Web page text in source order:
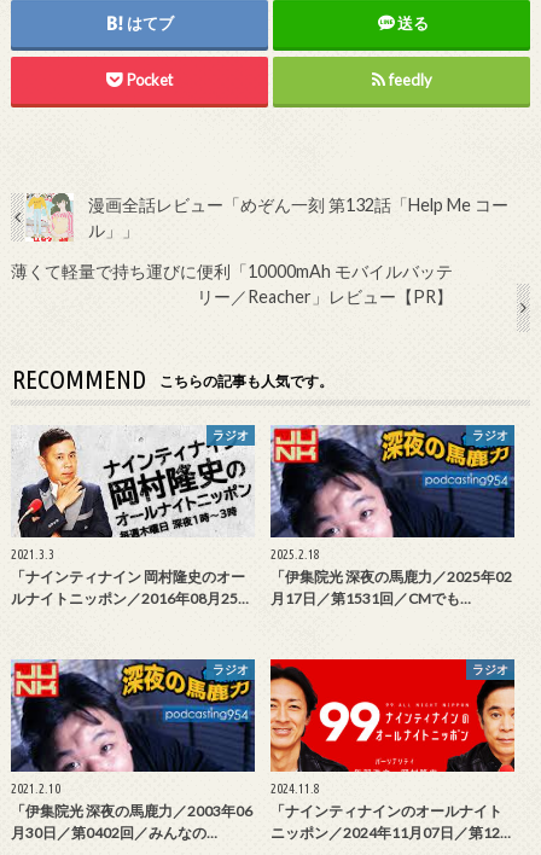
はてブ 送る
Pocket feedly
漫画全話レビュー「めぞん一刻 第132話「Help Me コー
ル」」
薄くて軽量で持ち運びに便利「10000mAh モバイルバッテ
リー／Reacher」レビュー【PR】
RECOMMEND こちらの記事も人気です。
ラジオ
2021.3.3
「ナインティナイン 岡村隆史のオー
ルナイトニッポン／2016年08月25…
ラジオ
2025.2.18
「伊集院光 深夜の馬鹿力／2025年02
月17日／第1531回／CMでも…
ラジオ
2021.2.10
「伊集院光 深夜の馬鹿力／2003年06
月30日／第0402回／みんなの…
ラジオ
2024.11.8
「ナインティナインのオールナイト
ニッポン／2024年11月07日／第12…